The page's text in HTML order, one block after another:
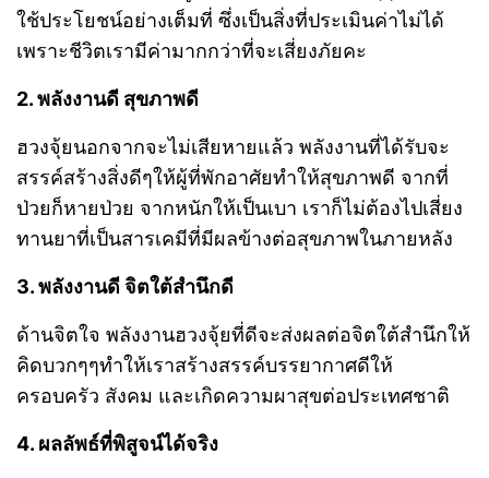
ใช้ประโยชน์อย่างเต็มที่ ซึ่งเป็นสิ่งที่ประเมินค่าไม่ได้
เพราะชีวิตเรามีค่ามากกว่าที่จะเสี่ยงภัยคะ
2. พลังงานดี สุขภาพดี
ฮวงจุ้ยนอกจากจะไม่เสียหายแล้ว พลังงานที่ได้รับจะ
สรรค์สร้างสิ่งดีๆให้ผู้ที่พักอาศัยทำให้สุขภาพดี จากที่
ป่วยก็หายป่วย จากหนักให้เป็นเบา เราก็ไม่ต้องไปเสี่ยง
ทานยาที่เป็นสารเคมีที่มีผลข้างต่อสุขภาพในภายหลัง
3. พลังงานดี จิตใต้สำนึกดี
ด้านจิตใจ พลังงานฮวงจุ้ยที่ดีจะส่งผลต่อจิตใต้สำนึกให้
คิดบวกๆๆทำให้เราสร้างสรรค์บรรยากาศดีให้
ครอบครัว สังคม และเกิดความผาสุขต่อประเทศชาติ
4. ผลลัพธ์ที่พิสูจน์ได้จริง